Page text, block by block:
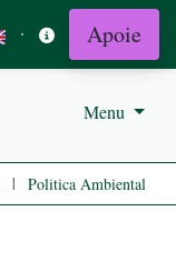
· Apoie
Menu
| Politica Ambiental